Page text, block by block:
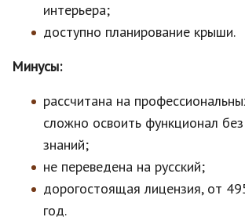
интерьера;
доступно планирование крыши.
Минусы:
рассчитана на
сложно освоить функционал
знаний;
не переведена на русский;
дорогостоящая лицензия, от
год.